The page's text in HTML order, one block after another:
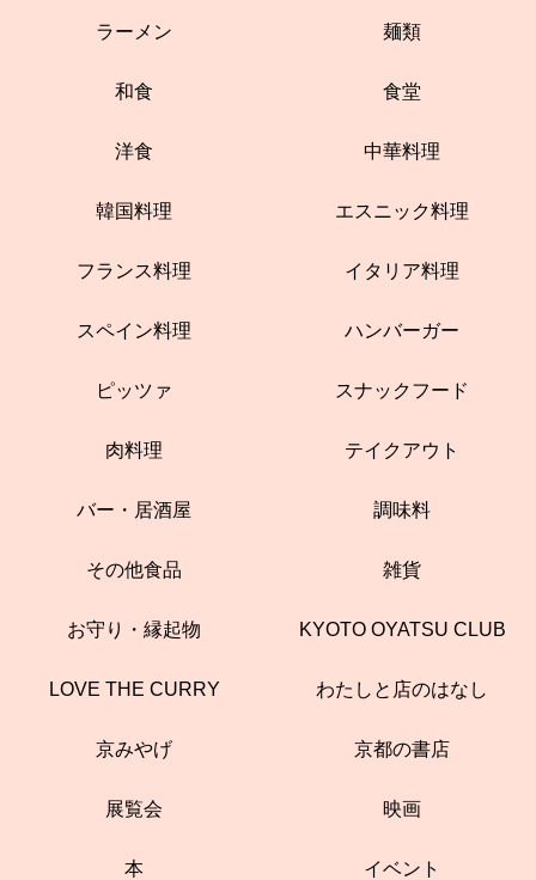
ラーメン 麺類
和食 食堂
洋食 中華料理
韓国料理 エスニック料理
フランス料理 イタリア料理
スペイン料理 ハンバーガー
ピッツァ スナックフード
肉料理 テイクアウト
バー・居酒屋 調味料
その他食品 雑貨
お守り・縁起物 KYOTO OYATSU CLUB
LOVE THE CURRY わたしと店のはなし
京みやげ 京都の書店
展覧会 映画
本 イベント